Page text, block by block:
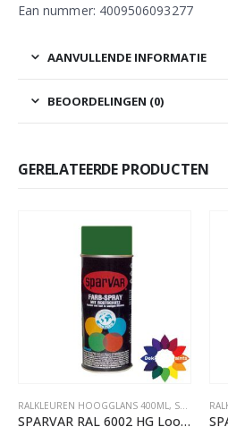
Ean nummer: 4009506093277
AANVULLENDE INFORMATIE
BEOORDELINGEN (0)
GERELATEERDE PRODUCTEN
RALKLEUREN HOOGGLANS 400ML , SPARVAR GRAFFITI SPUITBUSSEN
SPARVAR RAL 6002 HG Loofgroen